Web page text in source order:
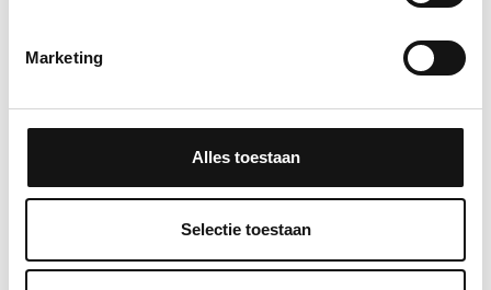
Marketing
Alles toestaan
Selectie toestaan
Woonplaats*
Telefoon*